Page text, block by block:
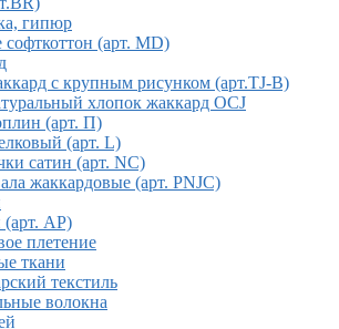
гипюр
софткоттон (арт. MD)
с крупным рисунком (арт.TJ-B)
хлопок жаккард OCJ
(арт. П)
(арт. L)
сатин (арт. NC)
жаккардовые (арт. PNJC)
AP)
плетение
ткани
текстиль
волокна